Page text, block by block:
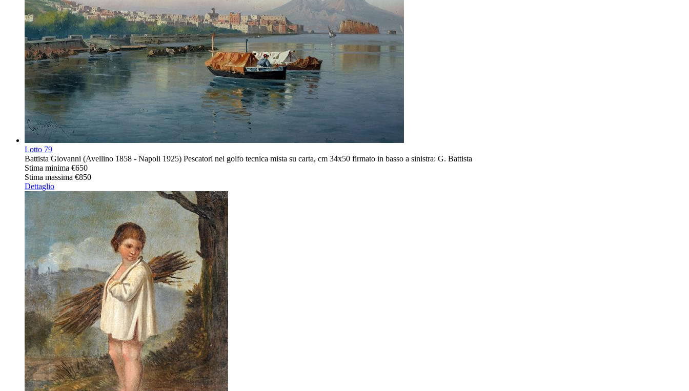
Lotto 79
Battista Giovanni (Avellino 1858 - Napoli 1925) Pescatori nel golfo tecnica mista su carta, cm 34x50 firmato in basso a sinistra: G. Battista
Stima minima €650
Stima massima €850
Dettaglio